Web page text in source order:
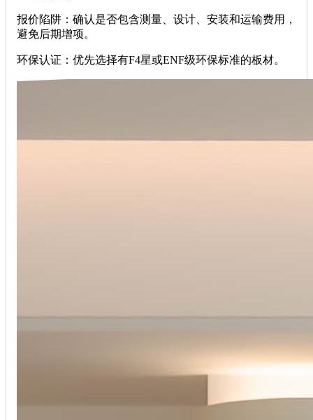
‌报价陷阱‌：确认是否包含测量、设计、安装和运输费用，
避免后期增项。
‌环保认证‌：优先选择有F4星或ENF级环保标准的板材。